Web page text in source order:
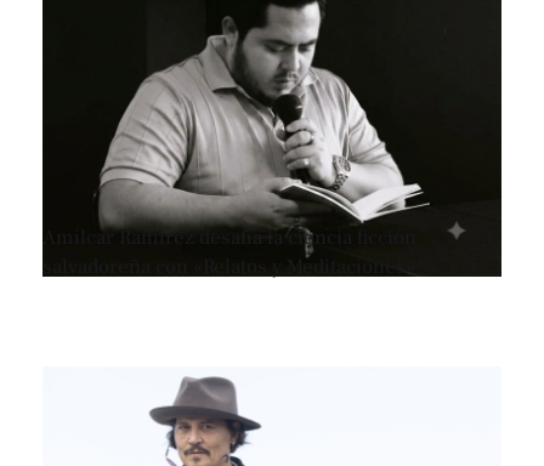
Amílcar Ramírez desafía la ciencia ficción
salvadoreña con «Relatos y Meditaciones»